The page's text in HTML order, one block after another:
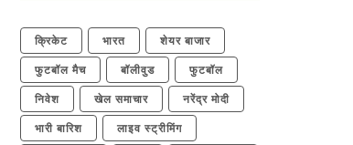
क्रिकेट भारत
शेयर बाजार
फुटबॉल मैच
बॉलीवुड
फुटबॉल
निवेश
खेल समाचार
नरेंद्र मोदी
भारी बारिश
लाइव स्ट्रीमिंग